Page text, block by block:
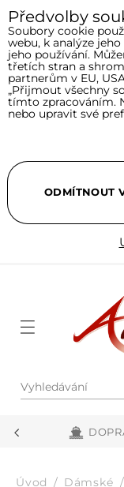
Vyhledávání
Menu
Úvod Dámské
Předvolby
Soubory cookie
webu, k analýze
jeho používání.
třetích stran a
partnerům v EU,
„Přijmout všechny
tímto zpracováním.
nebo upravit své
ODMÍTNOUT